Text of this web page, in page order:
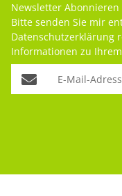
Newsletter Abonnieren
Bitte senden Sie mir
Datenschutzerklärung
Informationen zu